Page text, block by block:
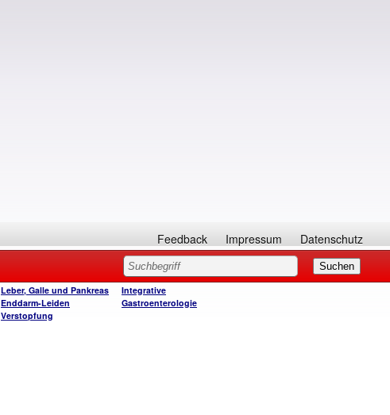
Feedback Impressum Datenschutz
Leber, Galle und Pankreas
Enddarm-Leiden
Verstopfung
Integrative
Gastroenterologie